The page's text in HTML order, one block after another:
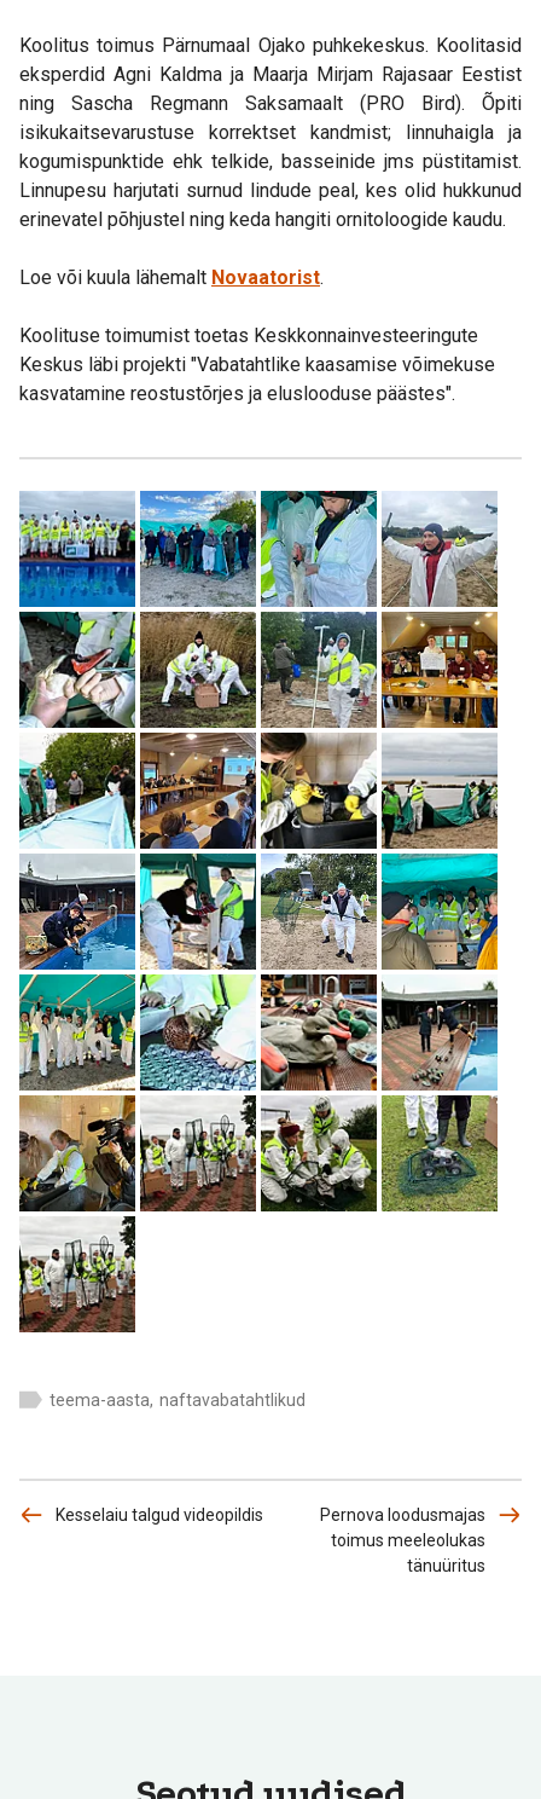
Koolitus toimus Pärnumaal Ojako puhkekeskus. Koolitasid
eksperdid Agni Kaldma ja Maarja Mirjam Rajasaar Eestist
ning Sascha Regmann Saksamaalt (PRO Bird). Õpiti
isikukaitsevarustuse korrektset kandmist; linnuhaigla ja
kogumispunktide ehk telkide, basseinide jms püstitamist.
Linnupesu harjutati surnud lindude peal, kes olid hukkunud
erinevatel põhjustel ning keda hangiti ornitoloogide kaudu.
Loe või kuula lähemalt Novaatorist.
Koolituse toimumist toetas Keskkonnainvesteeringute
Keskus läbi projekti "Vabatahtlike kaasamise võimekuse
kasvatamine reostustõrjes ja eluslooduse päästes".
teema-aasta, naftavabatahtlikud
Kesselaiu talgud videopildis
Pernova loodusmajas
toimus meeleolukas
tänuüritus